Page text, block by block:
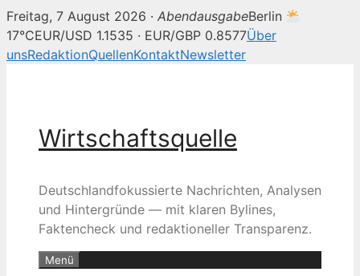
Freitag, 7 August 2026 · AbendausgabeBerlin
17°CEUR/USD 1.1535 · EUR/GBP 0.8577Über
unsRedaktionQuellenKontaktNewsletter
Wirtschaftsquelle
Deutschlandfokussierte Nachrichten, Analysen
und Hintergründe — mit klaren Bylines,
Faktencheck und redaktioneller Transparenz.
Menü